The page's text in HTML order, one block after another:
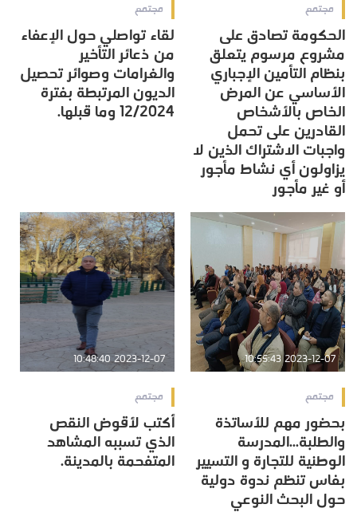
مجتمع
الحكومة تصادق على
مشروع مرسوم يتعلق
بنظام التأمين الإجباري
الأساسي عن المرض
الخاص بالأشخاص
القادرين على تحمل
واجبات الاشتراك الذين لا
يزاولون أي نشاط مأجور
أو غير مأجور
مجتمع
لقاء تواصلي حول الإعفاء
من ذعائر التأخير
والغرامات وصوائر تحصيل
الديون المرتبطة بفترة
12/2024 وما قبلها.
2023-12-07 10:55:43
مجتمع
بحضور مهم للأساتذة
والطلبة...المدرسة
الوطنية للتجارة و التسيير
بفاس تنظم ندوة دولية
حول البحث النوعي
2023-12-07 10:48:40
مجتمع
أكتب لأقوض النقص
الذي تسببه المشاهد
المتفحمة بالمدينة.